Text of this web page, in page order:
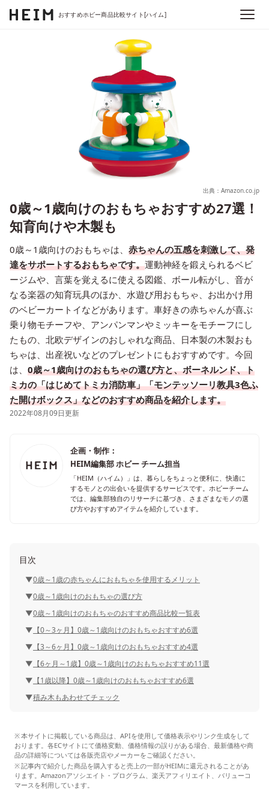
おすすめホビー商品比較サイト[ハイム]
出典：Amazon.co.jp
0歳～1歳向けのおもちゃおすすめ27選！
知育向けや木製も
0歳～1歳向けのおもちゃは、 赤ちゃんの五感を刺激して、発
達をサポートするおもちゃです。運動神経を鍛えられるベビ
ージムや、言葉を覚えるに使える図鑑、ボール転がし、音が
なる楽器の知育玩具のほか、水遊び用おもちゃ、お出かけ用
のベビーカートイなどがあります。車好きの赤ちゃんが喜ぶ
乗り物モチーフや、アンパンマンやミッキーをモチーフにし
たもの、北欧デザインのおしゃれな商品、日本製の木製おも
ちゃは、出産祝いなどのプレゼントにもおすすめです。今回
は、 0歳～1歳向けのおもちゃの選び方と、ボーネルンド、ト
ミカの「はじめてトミカ消防車」「モンテッソーリ教具3色ふ
た開けボックス」などのおすすめ商品を紹介します。
2022年08月09日更新
企画・制作：
HEIM編集部 ホビー チーム担当
「HEIM（ハイム）」は、暮らしをちょっと便利に、快適に
するモノとの出会いを提供するサービスです。ホビーチーム
では、編集部独自のリサーチに基づき、さまざまなモノの選
び方やおすすめアイテムを紹介しています。
目次
0歳～1歳の赤ちゃんにおもちゃを使用するメリット
0歳～1歳向けのおもちゃの選び方
0歳～1歳向けのおもちゃのおすすめ商品比較一覧表
【0～3ヶ月】0歳～1歳向けのおもちゃおすすめ6選
【3～6ヶ月】0歳～1歳向けのおもちゃおすすめ4選
【6ヶ月～1歳】0歳～1歳向けのおもちゃおすすめ11選
【1歳以降】0歳～1歳向けのおもちゃおすすめ6選
積み木もあわせてチェック
本サイトに掲載している商品は、APIを使用して価格表示やリンク生成をして
おります。各ECサイトにて価格変動、価格情報の誤りがある場合、最新価格や商
品の詳細等については各販売店やメーカーをご確認ください。
記事内で紹介した商品を購入すると売上の一部がHEIMに還元されることがあ
ります。Amazonアソシエイト・プログラム、楽天アフィリエイト、バリューコ
マースを利用しています。